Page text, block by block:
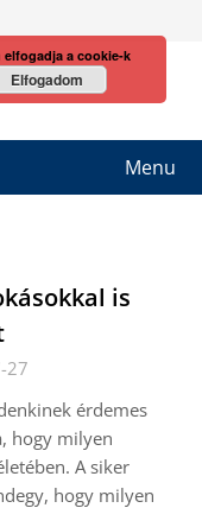
Menu
is
27
érdemes
hogy milyen
A siker
hogy milyen
a cookie-k
Elfogadom